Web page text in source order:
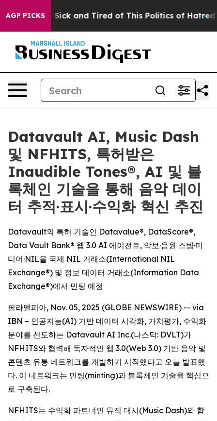
AGP PICKS
Are Sick and Tired of This Politics of Hatred” The
Datavault AI, Music Dash
및 NFHITS, 특허받은
Inaudible Tones®, AI 및 블
록체인 기술을 통해 음악 데이
터 추적·표시·수익화 혁신 추진
Datavault의 특허 기술인 Datavalue®, DataScore®,
Data Vault Bank® 웹 3.0 AI 에이전트, 악보·음원 스템·미
디어·NIL을 국제 NIL 거래소(International NIL
Exchange®) 및 정보 데이터 거래소(Information Data
Exchange®)에서 민팅 예정
필라델피아, Nov. 05, 2025 (GLOBE NEWSWIRE) -- via
IBN – 인공지능(AI) 기반 데이터 시각화, 가치평가, 수익화
분야를 선도하는 Datavault AI Inc.(나스닥: DVLT)가
NFHITS와 협력해 독자적인 웹 3.0(Web 3.0) 기반 음악 및
콘텐츠 유통 네트워크를 개발하기 시작했다고 오늘 발표했
다. 이 네트워크는 민팅(minting)과 블록체인 기술을 핵심으
로 구축된다.
NFHITS는 수익화 파트너인 뮤직 대시(Music Dash)와 함